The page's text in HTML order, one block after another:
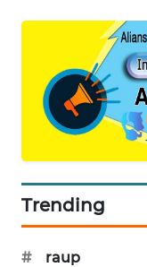
Trending
#
raup